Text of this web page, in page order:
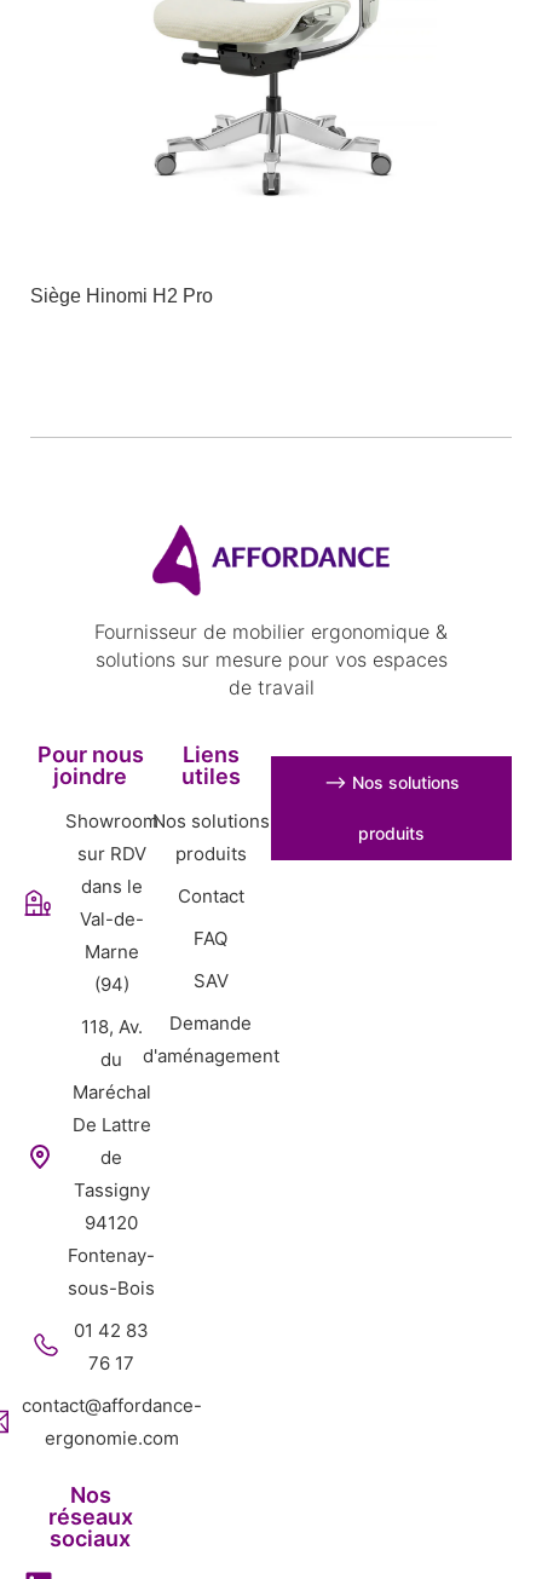
Siège Hinomi H2 Pro
Fournisseur de mobilier ergonomique &
solutions sur mesure pour vos espaces
de travail
Pour nous
joindre
Showroom
sur RDV
dans le
Val-de-
Marne
(94)
118, Av.
du
Maréchal
De Lattre
de
Tassigny
94120
Fontenay-
sous-Bois
01 42 83
76 17
contact@affordance-
ergonomie.com
Nos
réseaux
sociaux
Liens
utiles
Nos solutions
produits
Contact
FAQ
SAV
Demande
d'aménagement
⟶ Nos solutions
produits